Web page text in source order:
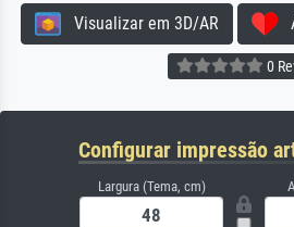
Visualizar em 3D/AR
0
Configurar impressão
Largura (Tema, cm)